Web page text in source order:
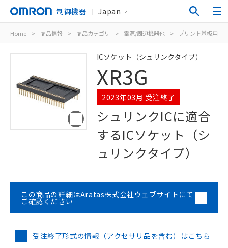
制御機器 Japan
Home > 商品情報 > 商品カテゴリ > 電源/周辺機器他 > プリント基板用コ
ICソケット（シュリンクタイプ）
XR3G
2023年03月 受注終了
シュリンクICに適合
するICソケット（シ
ュリンクタイプ）
この商品の詳細はAratas株式会社ウェブサイトにて
ご確認ください
受注終了形式の情報（アクセサリ品を含む）はこちら